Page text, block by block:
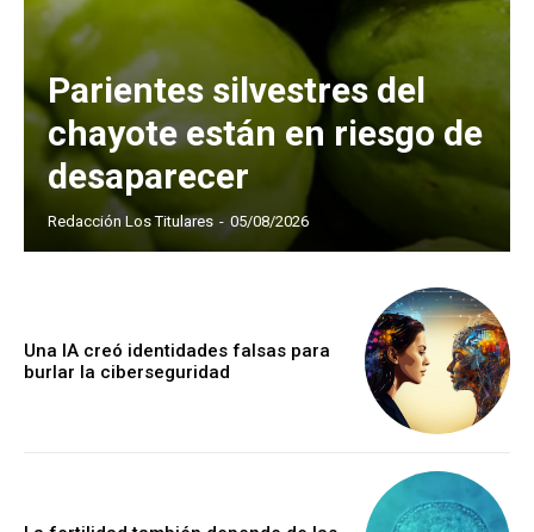
Parientes silvestres del
chayote están en riesgo de
desaparecer
Redacción Los Titulares - 05/08/2026
Una IA creó identidades falsas para
burlar la ciberseguridad